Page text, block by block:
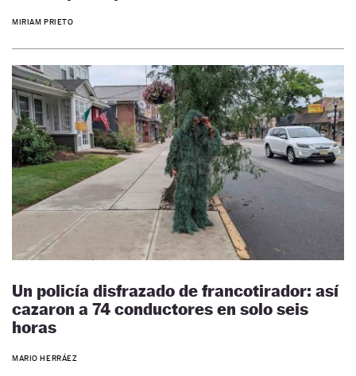
MIRIAM PRIETO
Un policía disfrazado de francotirador: así
cazaron a 74 conductores en solo seis
horas
MARIO HERRÁEZ